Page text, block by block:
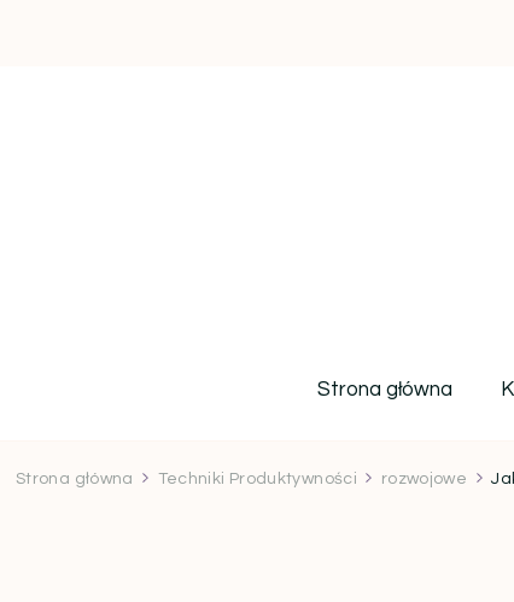
Strona główna
Strona główna Techniki Produktywności rozwojowe